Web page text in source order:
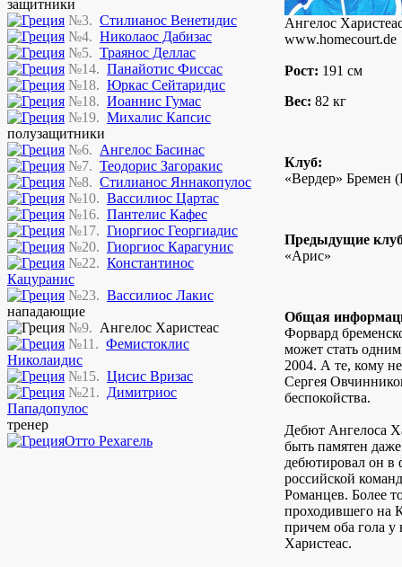
защитники
№3. Стилианос Венетидис
№4. Николаос Дабизас
№5. Траянос Деллас
№14. Панайотис Фиссас
№18. Юркас Сейтаридис
№18. Иоаннис Гумас
№19. Михалис Капсис
полузащитники
№6. Ангелос Басинас
№7. Теодорис Загоракис
№8. Стилианос Яннакопулос
№10. Вассилиос Цартас
№16. Пантелис Кафес
№17. Гиоргиос Георгиадис
№20. Гиоргиос Карагунис
№22. Константинос
Кацуранис
№23. Вассилиос Лакис
нападающие
№9. Ангелос Харистеас
№11. Фемистоклис
Николаидис
№15. Цисис Вризас
№21. Димитриос
Пападопулос
тренер
Отто Рехагель
Ангелос
www.homecourt.de
Рост: 191 см
Вес: 82 кг
Клуб:
«Вердер» Бремен
Предыдущие
«Арис»
Общая
Форвард
может стать
2004. А те, кому
Сергея
беспокойства.
Дебют Ангелоса
быть памятен
дебютировал он в
российской
Романцев. Более
проходившего на
причем оба гола у
Харистеас.